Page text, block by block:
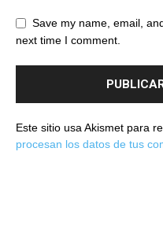
Save my name, email,
next time I comment.
Este sitio usa Akismet para
procesan los datos de tus